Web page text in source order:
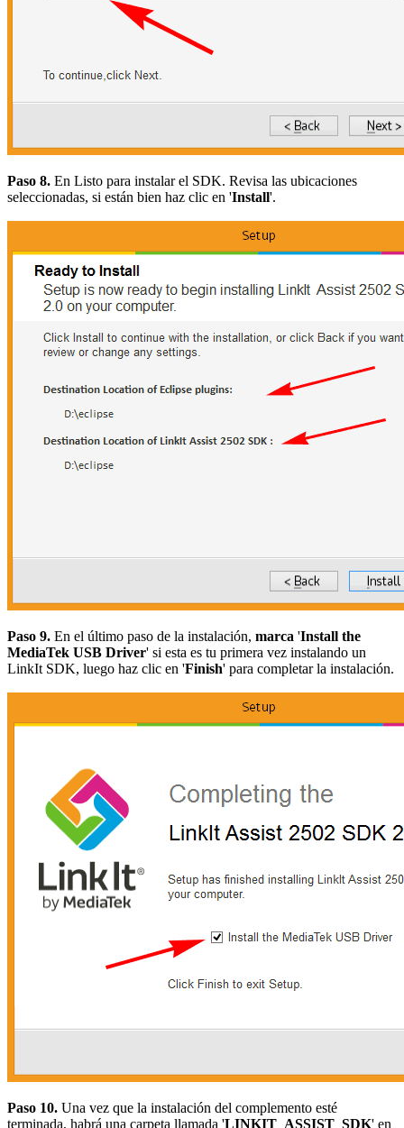
Paso 8. En Listo para instalar el SDK. Revisa las ubicaciones
seleccionadas, si están bien haz clic en 'Install'.
Paso 9. En el último paso de la instalación, marca 'Install the
MediaTek USB Driver' si esta es tu primera vez instalando un
LinkIt SDK, luego haz clic en 'Finish' para completar la instalación.
Paso 10. Una vez que la instalación del complemento esté
terminada, habrá una carpeta llamada 'LINKIT_ASSIST_SDK' en